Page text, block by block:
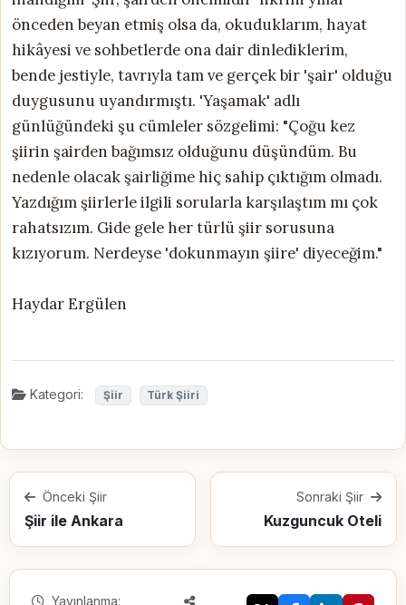
önceden beyan etmiş olsa da, okuduklarım, hayat
hikâyesi ve sohbetlerde ona dair dinlediklerim,
bende jestiyle, tavrıyla tam ve gerçek bir 'şair' olduğu
duygusunu uyandırmıştı. 'Yaşamak' adlı
günlüğündeki şu cümleler sözgelimi: "Çoğu kez
şiirin şairden bağımsız olduğunu düşündüm. Bu
nedenle olacak şairliğime hiç sahip çıktığım olmadı.
Yazdığım şiirlerle ilgili sorularla karşılaştım mı çok
rahatsızım. Gide gele her türlü şiir sorusuna
kızıyorum. Nerdeyse 'dokunmayın şiire' diyeceğim."
Haydar Ergülen
Kategori: Şiir Türk Şiiri
Önceki Şiir
Şiir ile Ankara
Sonraki Şiir
Kuzguncuk Oteli
Yayınlanma: